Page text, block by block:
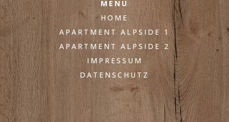
MENU
HOME
APARTMENT ALPSIDE 1
APARTMENT ALPSIDE 2
IMPRESSUM
DATENSCHUTZ